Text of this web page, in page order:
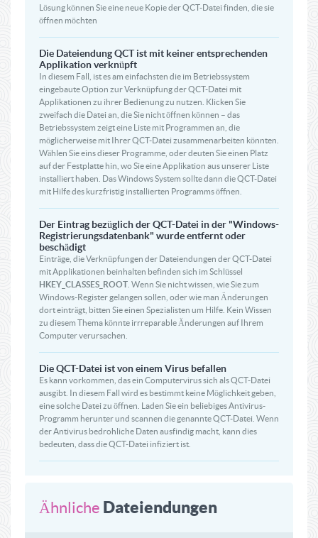
Lösung können Sie eine neue Kopie der QCT-Datei finden, die sie
öffnen möchten
Die Dateiendung QCT ist mit keiner entsprechenden
Applikation verknüpft
In diesem Fall, ist es am einfachsten die im Betriebssystem
eingebaute Option zur Verknüpfung der QCT-Datei mit
Applikationen zu ihrer Bedienung zu nutzen. Klicken Sie
zweifach die Datei an, die Sie nicht öffnen können – das
Betriebssystem zeigt eine Liste mit Programmen an, die
möglicherweise mit Ihrer QCT-Datei zusammenarbeiten könnten.
Wählen Sie eins dieser Programme, oder deuten Sie einen Platz
auf der Festplatte hin, wo Sie eine Applikation aus unserer Liste
installiert haben. Das Windows System sollte dann die QCT-Datei
mit Hilfe des kurzfristig installierten Programms öffnen.
Der Eintrag bezüglich der QCT-Datei in der "Windows-
Registrierungsdatenbank" wurde entfernt oder
beschädigt
Einträge, die Verknüpfungen der Dateiendungen der QCT-Datei
mit Applikationen beinhalten befinden sich im Schlüssel
HKEY_CLASSES_ROOT . Wenn Sie nicht wissen, wie Sie zum
Windows-Register gelangen sollen, oder wie man Änderungen
dort einträgt, bitten Sie einen Spezialisten um Hilfe. Kein Wissen
zu diesem Thema könnte irrreparable Änderungen auf Ihrem
Computer verursachen.
Die QCT-Datei ist von einem Virus befallen
Es kann vorkommen, das ein Computervirus sich als QCT-Datei
ausgibt. In diesem Fall wird es bestimmt keine Möglichkeit geben,
eine solche Datei zu öffnen. Laden Sie ein beliebiges Antivirus-
Programm herunter und scannen die genannte QCT-Datei. Wenn
der Antivirus bedrohliche Daten ausfindig macht, kann dies
bedeuten, dass die QCT-Datei infiziert ist.
Ähnliche Dateiendungen